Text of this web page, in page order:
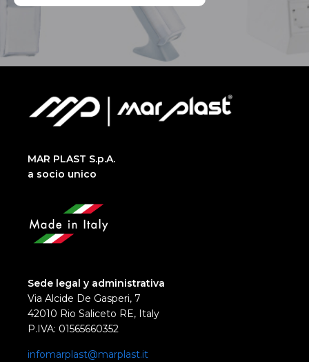
MAR PLAST S.p.A.
a socio unico
Sede legal y administrativa
Via Alcide De Gasperi, 7
42010 Rio Saliceto RE, Italy
P.IVA: 01565660352
infomarplast@marplast.it